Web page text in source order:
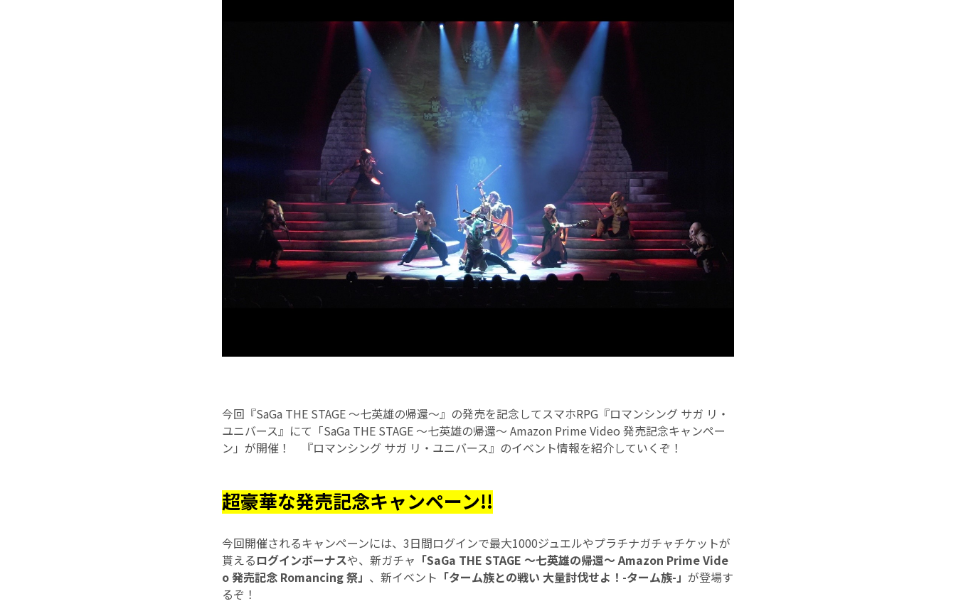
今回『SaGa THE STAGE 〜七英雄の帰還〜』の発売を記念してスマホRPG『ロマンシング サガ リ・
ユニバース』にて「SaGa THE STAGE 〜七英雄の帰還〜 Amazon Prime Video 発売記念キャンペー
ン」が開催！ 『ロマンシング サガ リ・ユニバース』のイベント情報を紹介していくぞ！
超豪華な発売記念キャンペーン!!
今回開催されるキャンペーンには、3日間ログインで最大1000ジュエルやプラチナガチャチケットが
貰えるログインボーナスや、新ガチャ 「SaGa THE STAGE 〜七英雄の帰還〜 Amazon Prime Vide
o 発売記念 Romancing 祭」 、新イベント 「ターム族との戦い 大量討伐せよ！-ターム族-」 が登場す
るぞ！